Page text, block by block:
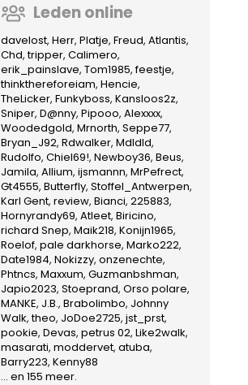
Leden online
davelost Herr Platje Freud Atlantis
Chd tripper Calimero
erik_painslave Tom1985 feestje
thinkthereforeiam Hencie
TheLicker Funkyboss Kansloos2z
Sniper D@nny Pipooo Alexxxx
Woodedgold Mrnorth Seppe77
Bryan_J92 Rdwalker Mdldld
Rudolfo Chiel69! Newboy36 Beus
Jamila Allium ijsmannn MrPefrect
Gt4555 Butterfly Stoffel_Antwerpen
Karl Gent review Bianci 225883
Hornyrandy69 Atleet Biricino
richard Snep Maik218 Konijn1965
Roelof pale darkhorse Marko222
Date1984 Nokizzy onzenechte
Phtncs Maxxum Guzmanbshman
Japio2023 Stoeprand Orso polare
MANKE J.B. Brabolimbo Johnny
Walk theo JoDoe2725 jst_prst
pookie Devas petrus 02 Like2walk
masarati moddervet atuba
Barry223 Kenny88
... en 155 meer.